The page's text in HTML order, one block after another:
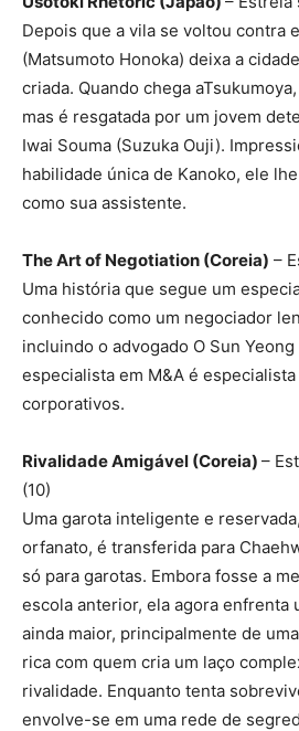
Depois que a vila se voltou contra
(Matsumoto Honoka) deixa a
criada. Quando chega
mas é resgatada por um jovem
Iwai Souma (Suzuka Ouji).
habilidade única de Kanoko, ele
como sua assistente.
The Art of Negotiation (Coreia) –
Uma história que segue um
conhecido como um negociador
incluindo o advogado O Sun
especialista em M&A é
corporativos.
Rivalidade Amigável (Coreia) –
(10)
Uma garota inteligente e
orfanato, é transferida para
só para garotas. Embora fosse a
escola anterior, ela agora enfrenta
ainda maior, principalmente de
rica com quem cria um laço
rivalidade. Enquanto tenta
envolve-se em uma rede de